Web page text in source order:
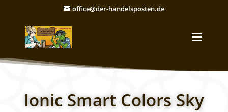
office@der-handelsposten.de
Ionic Smart Colors Sky